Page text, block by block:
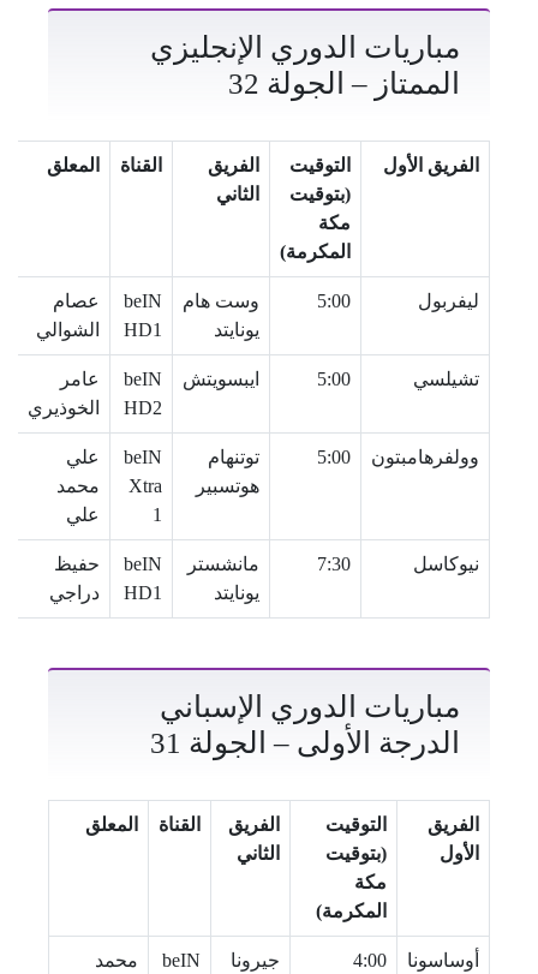
مباريات الدوري الإنجليزي
الممتاز – الجولة 32
الفريق الأول
التوقيت
(بتوقيت
مكة
المكرمة)
الفريق
الثاني
القناة المعلق
ليفربول 5:00
وست هام
يونايتد
beIN
HD1
عصام
الشوالي
تشيلسي 5:00 ايبسويتش
beIN
HD2
عامر
الخوذيري
وولفرهامبتون 5:00
توتنهام
هوتسبير
beIN
Xtra
1
علي
محمد
علي
نيوكاسل 7:30
مانشستر
يونايتد
beIN
HD1
حفيظ
دراجي
مباريات الدوري الإسباني
الدرجة الأولى – الجولة 31
الفريق
الأول
التوقيت
(بتوقيت
مكة
المكرمة)
الفريق
الثاني
القناة المعلق
أوساسونا 4:00 جيرونا
beIN
محمد